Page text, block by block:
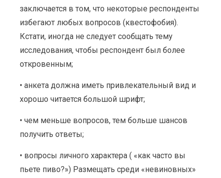
заключается в том, что некоторые респонденты
избегают любых вопросов (квестофобия).
Кстати, иногда не следует сообщать тему
исследования, чтобы респондент был более
откровенным;
• анкета должна иметь привлекательный вид и
хорошо читается большой шрифт;
• чем меньше вопросов, тем больше шансов
получить ответы;
• вопросы личного характера ( «как часто вы
пьете пиво?») Размещать среди «невиновных»